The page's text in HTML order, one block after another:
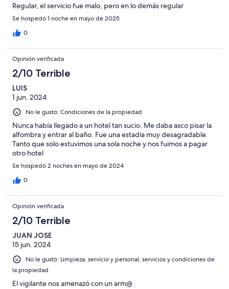
Regular, el servicio fue malo, pero en lo demás regular
Se hospedó 1 noche en mayo de 2025
0
Opinión verificada
2/10 Terrible
LUIS
1 jun. 2024
No le gustó: Condiciones de la propiedad
Nunca había llegado a un hotel tan sucio. Me daba asco pisar la
alfombra y entrar al baño. Fue una estadía muy desagradable.
Tanto que solo estuvimos una sola noche y nos fuimos a pagar
otro hotel
Se hospedó 2 noches en mayo de 2024
0
Opinión verificada
2/10 Terrible
JUAN JOSE
15 jun. 2024
No le gustó: Limpieza, servicio y personal, servicios y condiciones de
la propiedad
El vigilante nos amenazó con un arm@